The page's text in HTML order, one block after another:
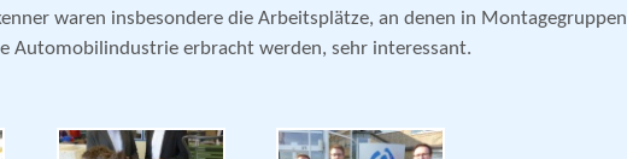
waren insbesondere die Arbeitsplätze, an denen in Montagegruppen
Automobilindustrie erbracht werden, sehr interessant.